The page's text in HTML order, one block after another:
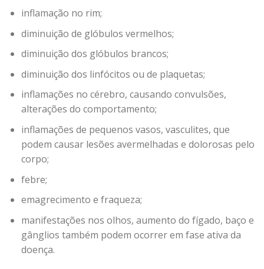
inflamação no rim;
diminuição de glóbulos vermelhos;
diminuição dos glóbulos brancos;
diminuição dos linfócitos ou de plaquetas;
inflamações no cérebro, causando convulsões,
alterações do comportamento;
inflamações de pequenos vasos, vasculites, que
podem causar lesões avermelhadas e dolorosas pelo
corpo;
febre;
emagrecimento e fraqueza;
manifestações nos olhos, aumento do fígado, baço e
gânglios também podem ocorrer em fase ativa da
doença.